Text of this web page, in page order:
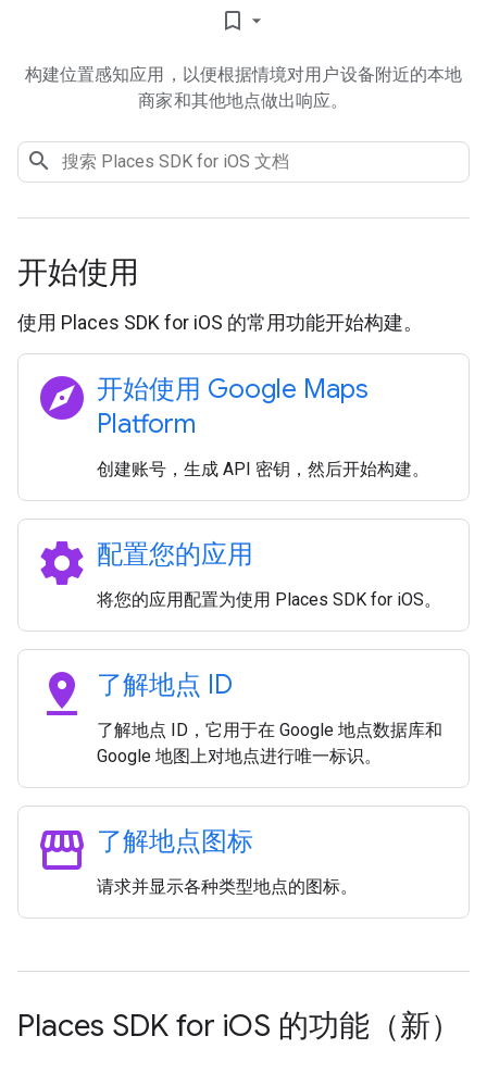
bookmark_border
构建位置感知应用，以便根据情境对用户设备附近的本地
商家和其他地点做出响应。
开始使用
使用 Places SDK for iOS 的常用功能开始构建。
explore 开始使用 Google Maps
Platform
创建账号，生成 API 密钥，然后开始构建。
settings 配置您的应用
将您的应用配置为使用 Places SDK for iOS。
pin_drop 了解地点 ID
了解地点 ID，它用于在 Google 地点数据库和
Google 地图上对地点进行唯一标识。
storefront 了解地点图标
请求并显示各种类型地点的图标。
Places SDK for iOS 的功能（新）